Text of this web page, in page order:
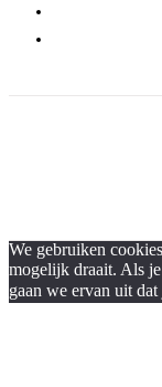
We gebruiken
mogelijk draait. Als
gaan we ervan uit dat